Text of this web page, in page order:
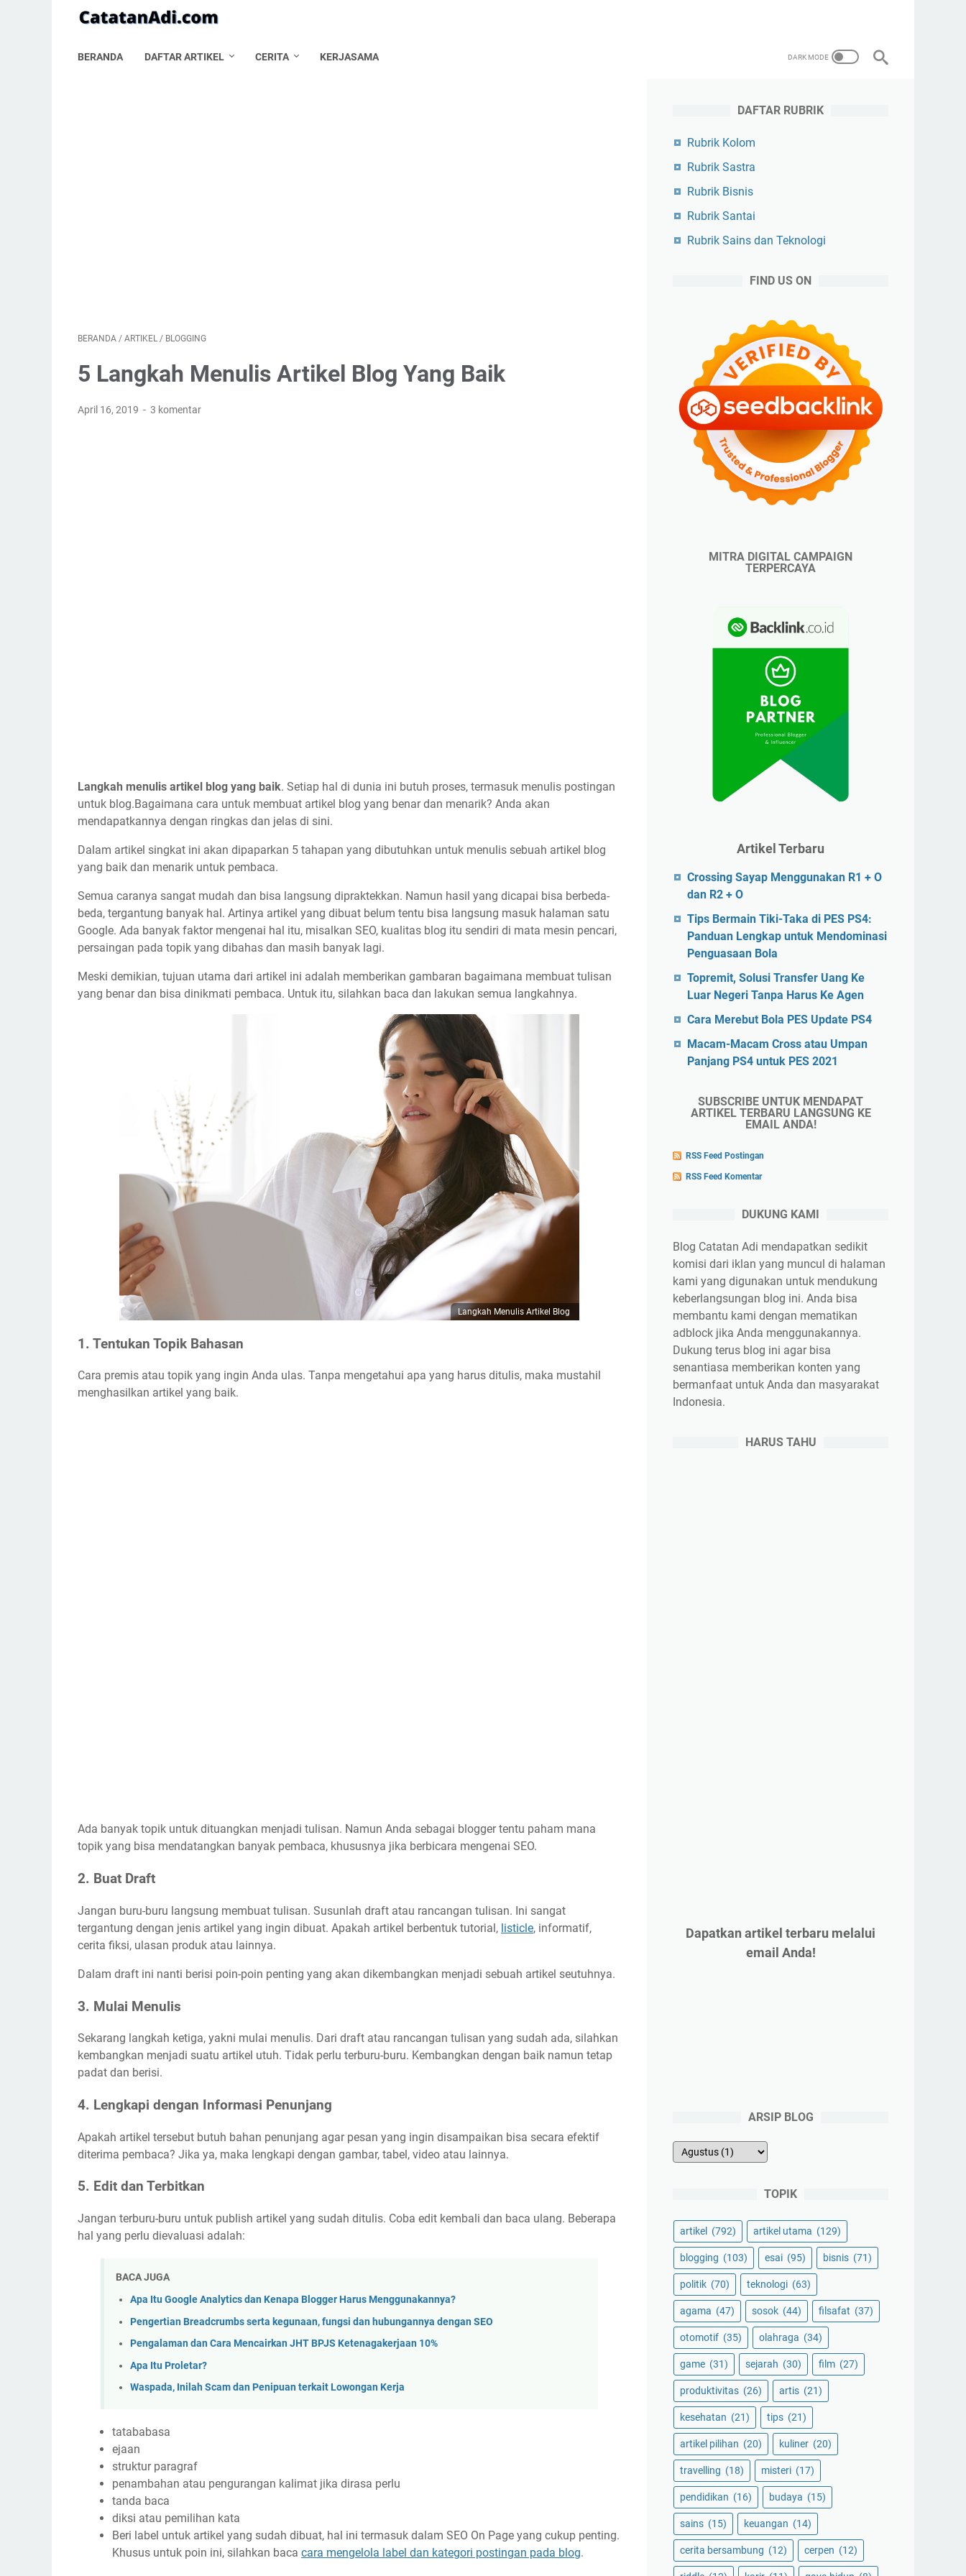
BERANDA DAFTAR ARTIKEL CERITA KERJASAMA
BERANDA / ARTIKEL / BLOGGING
5 Langkah Menulis Artikel Blog Yang Baik
April 16, 2019 3 komentar
Langkah menulis artikel blog yang baik. Setiap hal di dunia ini butuh proses, termasuk menulis postingan
untuk blog.Bagaimana cara untuk membuat artikel blog yang benar dan menarik? Anda akan
mendapatkannya dengan ringkas dan jelas di sini.
Dalam artikel singkat ini akan dipaparkan 5 tahapan yang dibutuhkan untuk menulis sebuah artikel blog
yang baik dan menarik untuk pembaca.
Semua caranya sangat mudah dan bisa langsung dipraktekkan. Namun hasil yang dicapai bisa berbeda-
beda, tergantung banyak hal. Artinya artikel yang dibuat belum tentu bisa langsung masuk halaman satu
Google. Ada banyak faktor mengenai hal itu, misalkan SEO, kualitas blog itu sendiri di mata mesin pencari,
persaingan pada topik yang dibahas dan masih banyak lagi.
Meski demikian, tujuan utama dari artikel ini adalah memberikan gambaran bagaimana membuat tulisan
yang benar dan bisa dinikmati pembaca. Untuk itu, silahkan baca dan lakukan semua langkahnya.
Langkah Menulis Artikel Blog
1. Tentukan Topik Bahasan
Cara premis atau topik yang ingin Anda ulas. Tanpa mengetahui apa yang harus ditulis, maka mustahil
menghasilkan artikel yang baik.
Ada banyak topik untuk dituangkan menjadi tulisan. Namun Anda sebagai blogger tentu paham mana
topik yang bisa mendatangkan banyak pembaca, khususnya jika berbicara mengenai SEO.
2. Buat Draft
Jangan buru-buru langsung membuat tulisan. Susunlah draft atau rancangan tulisan. Ini sangat
tergantung dengan jenis artikel yang ingin dibuat. Apakah artikel berbentuk tutorial, listicle, informatif,
cerita fiksi, ulasan produk atau lainnya.
Dalam draft ini nanti berisi poin-poin penting yang akan dikembangkan menjadi sebuah artikel seutuhnya.
3. Mulai Menulis
Sekarang langkah ketiga, yakni mulai menulis. Dari draft atau rancangan tulisan yang sudah ada, silahkan
kembangkan menjadi suatu artikel utuh. Tidak perlu terburu-buru. Kembangkan dengan baik namun tetap
padat dan berisi.
4. Lengkapi dengan Informasi Penunjang
Apakah artikel tersebut butuh bahan penunjang agar pesan yang ingin disampaikan bisa secara efektif
diterima pembaca? Jika ya, maka lengkapi dengan gambar, tabel, video atau lainnya.
5. Edit dan Terbitkan
Jangan terburu-buru untuk publish artikel yang sudah ditulis. Coba edit kembali dan baca ulang. Beberapa
hal yang perlu dievaluasi adalah:
BACA JUGA
Apa Itu Google Analytics dan Kenapa Blogger Harus Menggunakannya?
Pengertian Breadcrumbs serta kegunaan, fungsi dan hubungannya dengan SEO
Pengalaman dan Cara Mencairkan JHT BPJS Ketenagakerjaan 10%
Apa Itu Proletar?
Waspada, Inilah Scam dan Penipuan terkait Lowongan Kerja
tatababasa
ejaan
struktur paragraf
penambahan atau pengurangan kalimat jika dirasa perlu
tanda baca
diksi atau pemilihan kata
Beri label untuk artikel yang sudah dibuat, hal ini termasuk dalam SEO On Page yang cukup penting.
Khusus untuk poin ini, silahkan baca cara mengelola label dan kategori postingan pada blog.
DAFTAR RUBRIK
Rubrik Kolom
Rubrik Sastra
Rubrik Bisnis
Rubrik Santai
Rubrik Sains dan Teknologi
FIND US ON
MITRA DIGITAL CAMPAIGN
TERPERCAYA
Artikel Terbaru
Crossing Sayap Menggunakan R1 + O
dan R2 + O
Tips Bermain Tiki-Taka di PES PS4:
Panduan Lengkap untuk Mendominasi
Penguasaan Bola
Topremit, Solusi Transfer Uang Ke
Luar Negeri Tanpa Harus Ke Agen
Cara Merebut Bola PES Update PS4
Macam-Macam Cross atau Umpan
Panjang PS4 untuk PES 2021
SUBSCRIBE UNTUK MENDAPAT
ARTIKEL TERBARU LANGSUNG KE
EMAIL ANDA!
RSS Feed Postingan
RSS Feed Komentar
DUKUNG KAMI
Blog Catatan Adi mendapatkan sedikit
komisi dari iklan yang muncul di halaman
kami yang digunakan untuk mendukung
keberlangsungan blog ini. Anda bisa
membantu kami dengan mematikan
adblock jika Anda menggunakannya.
Dukung terus blog ini agar bisa
senantiasa memberikan konten yang
bermanfaat untuk Anda dan masyarakat
Indonesia.
HARUS TAHU
Dapatkan artikel terbaru melalui
email Anda!
ARSIP BLOG
TOPIK
artikel (792) artikel utama (129)
blogging (103) esai (95) bisnis (71)
politik (70) teknologi (63)
agama (47) sosok (44) filsafat (37)
otomotif (35) olahraga (34)
game (31) sejarah (30) film (27)
produktivitas (26) artis (21)
kesehatan (21) tips (21)
artikel pilihan (20) kuliner (20)
travelling (18) misteri (17)
pendidikan (16) budaya (15)
sains (15) keuangan (14)
cerita bersambung (12) cerpen (12)